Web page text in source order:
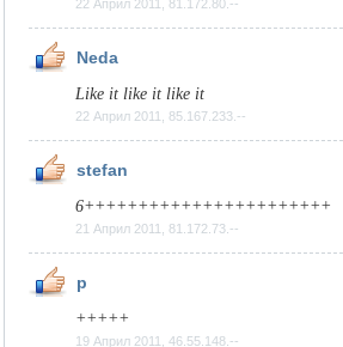
22 Април 2011, 81.172.80.--
Neda
Like it like it like it
22 Април 2011, 85.167.233.--
stefan
6+++++++++++++++++++++++
21 Април 2011, 81.172.73.--
p
+++++
19 Април 2011, 46.55.148.--